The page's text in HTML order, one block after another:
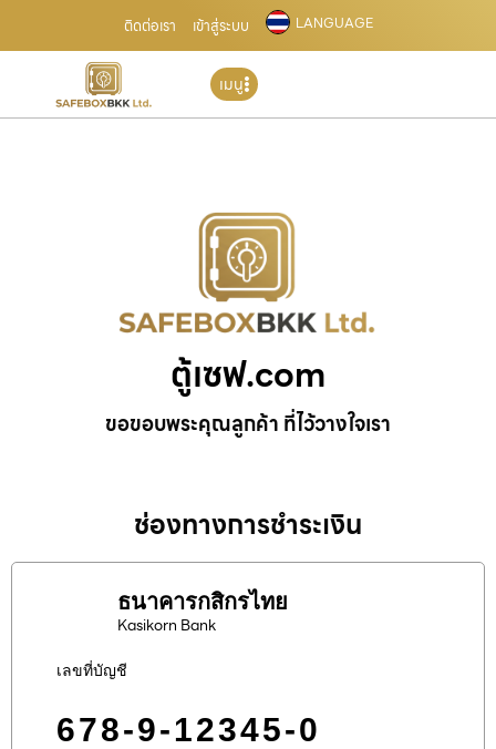
ติดต่อเรา เข้าสู่ระบบ LANGUAGE
เมนู
ตู้เซฟ.com
ขอขอบพระคุณลูกค้า ที่ไว้วางใจเรา
ช่องทางการชำระเงิน
ธนาคารกสิกรไทย
Kasikorn Bank
เลขที่บัญชี
678-9-12345-0